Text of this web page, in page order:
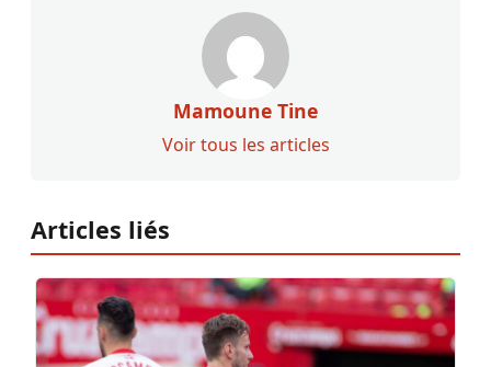
Mamoune Tine
Voir tous les articles
Articles liés